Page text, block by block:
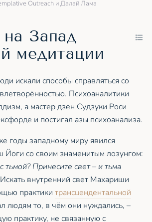
Outreach и Далай Лама
Запад
медитации
искали способы справляться со
Психоаналитики
а мастер дзен Судзуки Роси
и постигал азы психоанализа.
годы западному миру явился
со своим знаменитым лозунгом:
тьмой? Принесите свет – и тьма
внутренний свет Махариши
практики трансцендентальной
людям то, в чём они нуждались, –
практику, не связанную с